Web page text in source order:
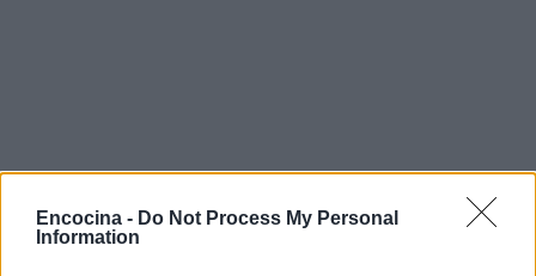
Encocina - Do Not Process My Personal
Information